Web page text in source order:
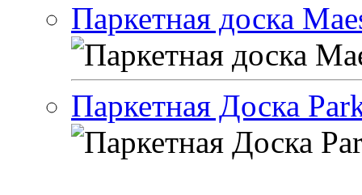
Паркетная доска
Паркетная Доска